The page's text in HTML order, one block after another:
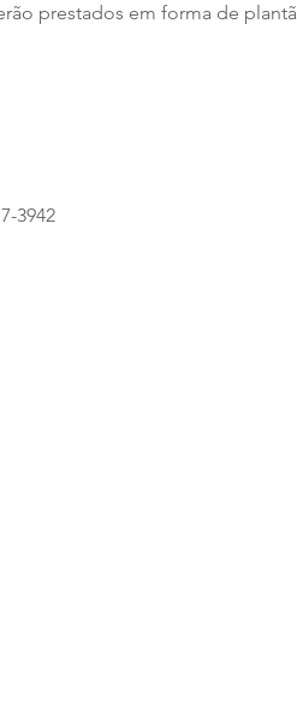
prestados em forma de
3942